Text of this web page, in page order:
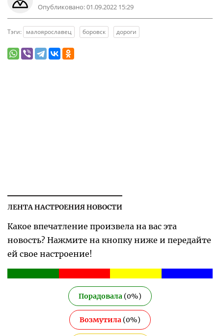
Опубликовано:01.09.2022 15:29
Тэги: малоярославец боровск дороги
ЛЕНТА НАСТРОЕНИЯ НОВОСТИ
Какое впечатление произвела на вас эта
новость? Нажмите на кнопку ниже и передайте
ей свое настроение!
Порадовала (0%)
Возмутила (0%)